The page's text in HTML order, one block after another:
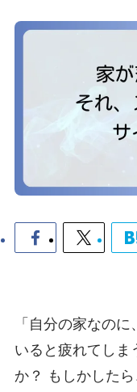
「自分の家なの
いると疲れてしま
か？ もしかした